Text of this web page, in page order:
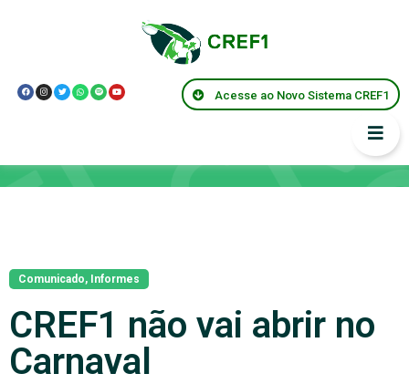
Acesse ao Novo Sistema CREF1
Comunicado, Informes
CREF1 não vai abrir no
Carnaval